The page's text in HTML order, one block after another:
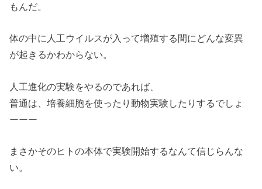
もんだ。
体の中に人工ウイルスが入って増殖する間にどんな変異
が起きるかわからない。
人工進化の実験をやるのであれば、
普通は、培養細胞を使ったり動物実験したりするでしょ
ーーー
まさかそのヒトの本体で実験開始するなんて信じらんな
い。